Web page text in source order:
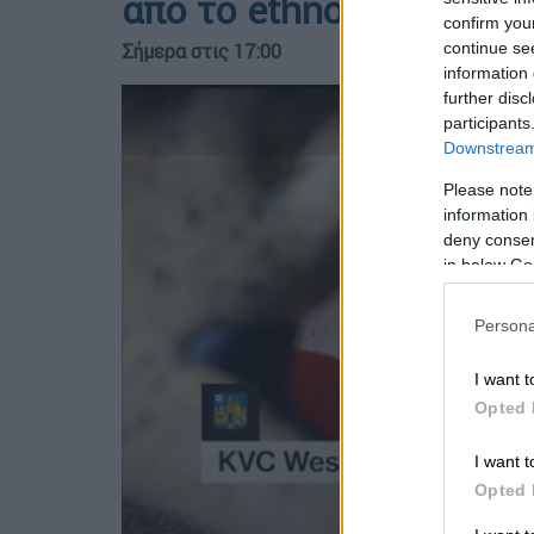
confirm
continue
information
further
Please
information
deny
in below
I want
Opted
I want
Opted
από το ethnos.gr
Σήμερα στις 17:00